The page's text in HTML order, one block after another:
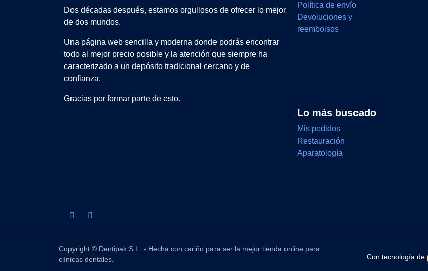
Lo más buscado
Mis pedidos
Restauración
Aparatología
Política de envío
Devoluciones y
reembolsos
Dos décadas después, estamos orgullosos de ofrecer lo mejor
de dos mundos.
Una página web sencilla y moderna donde podrás encontrar
todo al mejor precio posible y la atención que siempre ha
caracterizado a un depósito tradicional cercano y de
confianza.
Gracias por formar parte de esto.
Copyright © Dentipak S.L. - Hecha con cariño para ser la mejor tienda online para
clínicas dentales.
Con tecnología de